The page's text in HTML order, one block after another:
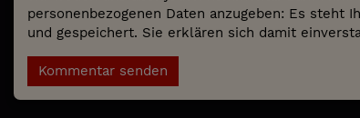
personenbezogenen Daten anzugeben: Es steht
und gespeichert. Sie erklären sich damit
Kommentar senden